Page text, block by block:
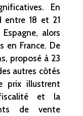
En
entre 18 et 21
alors
en France. De
proposé à 23
autres côtés
prix illustrent
et la
de vente